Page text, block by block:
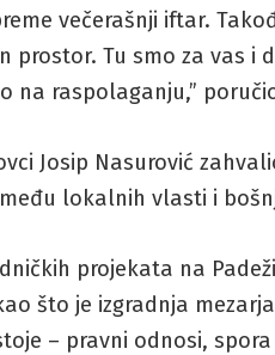
večerašnji iftar.
prostor. Tu smo za vas i
na raspolaganju,”
Josip Nasurović
lokalnih vlasti i
projekata na
što je izgradnja
– pravni odnosi,